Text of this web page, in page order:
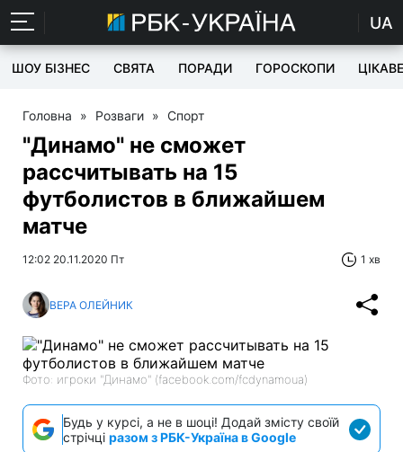
UA
ШОУ БІЗНЕС СВЯТА ПОРАДИ ГОРОСКОПИ ЦІКАВЕ
Головна » Розваги » Спорт
"Динамо" не сможет
рассчитывать на 15
футболистов в ближайшем
матче
12:02 20.11.2020 Пт 1 хв
ВЕРА ОЛЕЙНИК
Фото: игроки "Динамо" (facebook.com/fcdynamoua)
Будь у курсі, а не в шоці! Додай змісту своїй
стрічці разом з РБК-Україна в Google